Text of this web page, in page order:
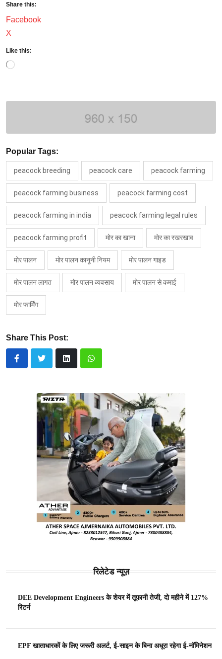
Share this:
Facebook
X
Like this:
Loading…
Popular Tags:
peacock breeding peacock care peacock farming
peacock farming business peacock farming cost
peacock farming in india peacock farming legal rules
peacock farming profit मोर का खाना मोर का रखरखाव
मोर पालन मोर पालन कानूनी नियम मोर पालन गाइड
मोर पालन लागत मोर पालन व्यवसाय मोर पालन से कमाई
मोर फार्मिंग
Share This Post:
रिलेटेड न्यूज़
DEE Development Engineers के शेयर में तूफानी तेजी, दो महीने में 127%
रिटर्न
EPF खाताधारकों के लिए जरूरी अलर्ट, ई-साइन के बिना अधूरा रहेगा ई-नॉमिनेशन